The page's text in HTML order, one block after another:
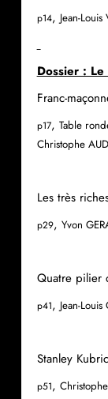
p14, Jean-Louis
Dossier :
Franc-
p17, Table
Christophe
Les très
p29, Yvon
Quatre pilier
p41, Jean-Louis
Stanley
p51,